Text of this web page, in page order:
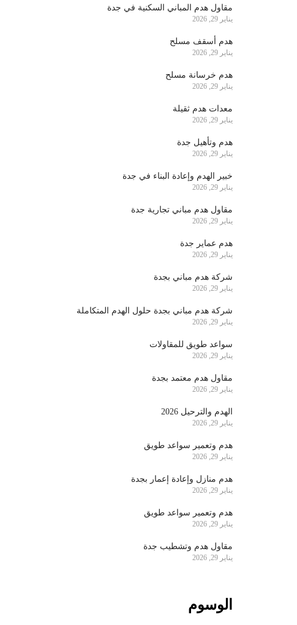
مقاول هدم المباني السكنية في جدة
يناير 29, 2026
هدم أسقف مسلح
يناير 29, 2026
هدم خرسانة مسلح
يناير 29, 2026
معدات هدم ثقيلة
يناير 29, 2026
هدم وتأهيل جدة
يناير 29, 2026
خبير الهدم وإعادة البناء في جدة
يناير 29, 2026
مقاول هدم مباني تجارية جدة
يناير 29, 2026
هدم عماير جدة
يناير 29, 2026
شركة هدم مباني بجدة
يناير 29, 2026
شركة هدم مباني بجدة حلول الهدم المتكاملة
يناير 29, 2026
سواعد طويق للمقاولات
يناير 29, 2026
مقاول هدم معتمد بجدة
يناير 29, 2026
الهدم والترحيل 2026
يناير 29, 2026
هدم وتعمير سواعد طويق
يناير 29, 2026
هدم منازل وإعادة إعمار بجدة
يناير 29, 2026
هدم وتعمير سواعد طويق
يناير 29, 2026
مقاول هدم وتشطيب جدة
يناير 29, 2026
الوسوم